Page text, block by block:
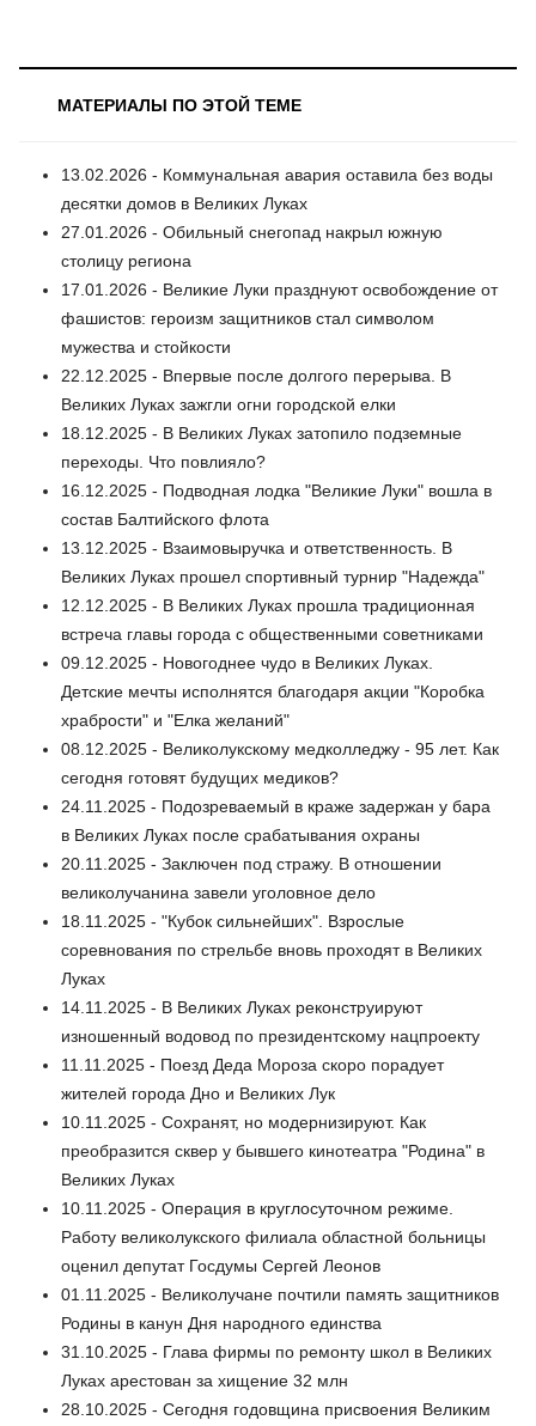
МАТЕРИАЛЫ ПО ЭТОЙ ТЕМЕ
13.02.2026 - Коммунальная авария оставила без воды
десятки домов в Великих Луках
27.01.2026 - Обильный снегопад накрыл южную
столицу региона
17.01.2026 - Великие Луки празднуют освобождение от
фашистов: героизм защитников стал символом
мужества и стойкости
22.12.2025 - Впервые после долгого перерыва. В
Великих Луках зажгли огни городской елки
18.12.2025 - В Великих Луках затопило подземные
переходы. Что повлияло?
16.12.2025 - Подводная лодка "Великие Луки" вошла в
состав Балтийского флота
13.12.2025 - Взаимовыручка и ответственность. В
Великих Луках прошел спортивный турнир "Надежда"
12.12.2025 - В Великих Луках прошла традиционная
встреча главы города с общественными советниками
09.12.2025 - Новогоднее чудо в Великих Луках.
Детские мечты исполнятся благодаря акции "Коробка
храбрости" и "Елка желаний"
08.12.2025 - Великолукскому медколледжу - 95 лет. Как
сегодня готовят будущих медиков?
24.11.2025 - Подозреваемый в краже задержан у бара
в Великих Луках после срабатывания охраны
20.11.2025 - Заключен под стражу. В отношении
великолучанина завели уголовное дело
18.11.2025 - "Кубок сильнейших". Взрослые
соревнования по стрельбе вновь проходят в Великих
Луках
14.11.2025 - В Великих Луках реконструируют
изношенный водовод по президентскому нацпроекту
11.11.2025 - Поезд Деда Мороза скоро порадует
жителей города Дно и Великих Лук
10.11.2025 - Сохранят, но модернизируют. Как
преобразится сквер у бывшего кинотеатра "Родина" в
Великих Луках
10.11.2025 - Операция в круглосуточном режиме.
Работу великолукского филиала областной больницы
оценил депутат Госдумы Сергей Леонов
01.11.2025 - Великолучане почтили память защитников
Родины в канун Дня народного единства
31.10.2025 - Глава фирмы по ремонту школ в Великих
Луках арестован за хищение 32 млн
28.10.2025 - Сегодня годовщина присвоения Великим